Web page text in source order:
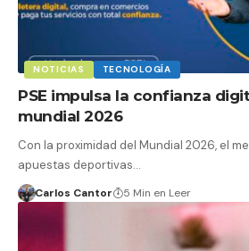
NOTICIAS TECNOLOGÍA
PSE impulsa la confianza
mundial 2026
Con la proximidad del Mundial 2026, el
apuestas deportivas…
Carlos Cantor 5 Min en Leer